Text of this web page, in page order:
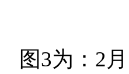
图3为：2